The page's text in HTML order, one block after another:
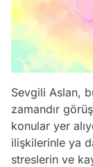
Sevgili Aslan,
zamandır
konular yer
ilişkilerinle ya
streslerin ve